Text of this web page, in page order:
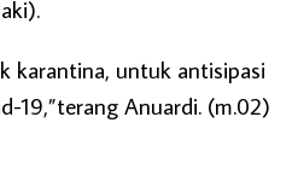
karantina, untuk antisipasi
19,”terang Anuardi. (m.02)